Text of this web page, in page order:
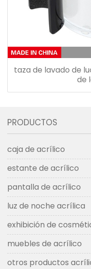
taza de lavado de
de
PRODUCTOS
caja de acrílico
estante de acrílico
pantalla de acrílico
luz de noche acrílica
exhibición de
muebles de acrílico
otros productos